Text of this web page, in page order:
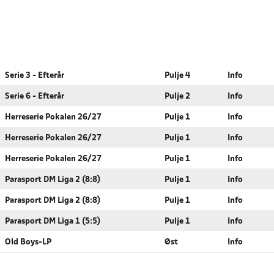
Serie 3 - Efterår Pulje 4 Info
Serie 6 - Efterår Pulje 2 Info
Herreserie Pokalen 26/27 Pulje 1 Info
Herreserie Pokalen 26/27 Pulje 1 Info
Herreserie Pokalen 26/27 Pulje 1 Info
Parasport DM Liga 2 (8:8) Pulje 1 Info
Parasport DM Liga 2 (8:8) Pulje 1 Info
Parasport DM Liga 1 (5:5) Pulje 1 Info
Old Boys-LP Øst Info